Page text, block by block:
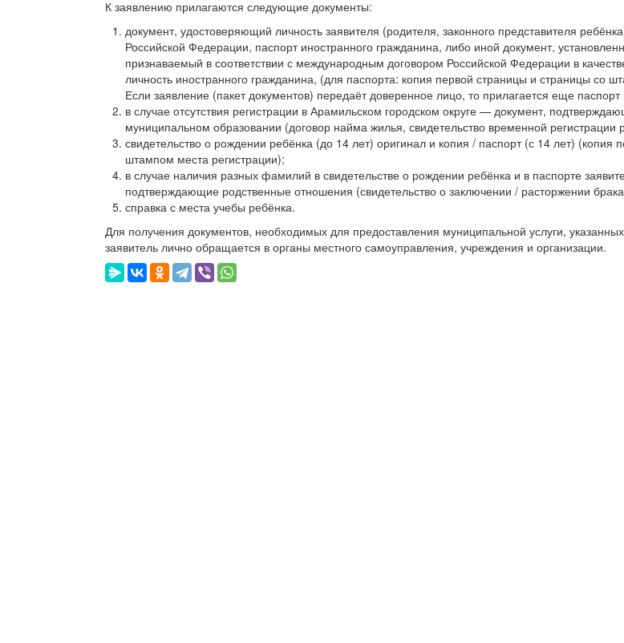
К заявлению прилагаются следующие документы:
документ, удостоверяющий личность заявителя (родителя, законного представителя
Российской Федерации, паспорт иностранного гражданина, либо иной документ,
признаваемый в соответствии с международным договором Российской Федерации в
личность иностранного гражданина, (для паспорта: копия первой страницы и страницы со
Если заявление (пакет документов) передаёт доверенное лицо, то прилагается еще
в случае отсутствия регистрации в Арамильском городском округе — документ,
муниципальном образовании (договор найма жилья, свидетельство временной регистрации
свидетельство о рождении ребёнка (до 14 лет) оригинал и копия / паспорт (с 14 лет) (копия
штампом места регистрации);
в случае наличия разных фамилий в свидетельстве о рождении ребёнка и в паспорте
подтверждающие родственные отношения (свидетельство о заключении / расторжении
справка с места учебы ребёнка.
Для получения документов, необходимых для предоставления муниципальной услуги,
заявитель лично обращается в органы местного самоуправления, учреждения и организации.